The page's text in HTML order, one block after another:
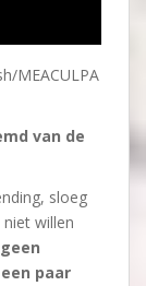
MEACULPA
van de
sloeg
willen
paar